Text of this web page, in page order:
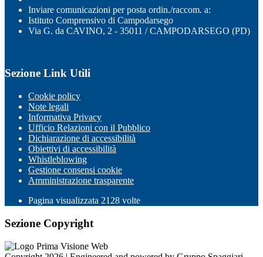
Inviare comunicazioni per posta ordin./raccom. a:
Istituto Comprensivo di Campodarsego
Via G. da CAVINO, 2 - 35011 / CAMPODARSEGO (PD)
Sezione Link Utili
Cookie policy
Note legali
Informativa Privacy
Ufficio Relazioni con il Pubblico
Dichiarazione di accessibilità
Obiettivi di accessibilità
Whistleblowing
Gestione consensi cookie
Amministrazione trasparente
Pagina visualizzata 2128 volte
Sezione Copyright